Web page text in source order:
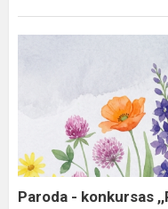
Žemės
šypsena"
Paroda - konkursas